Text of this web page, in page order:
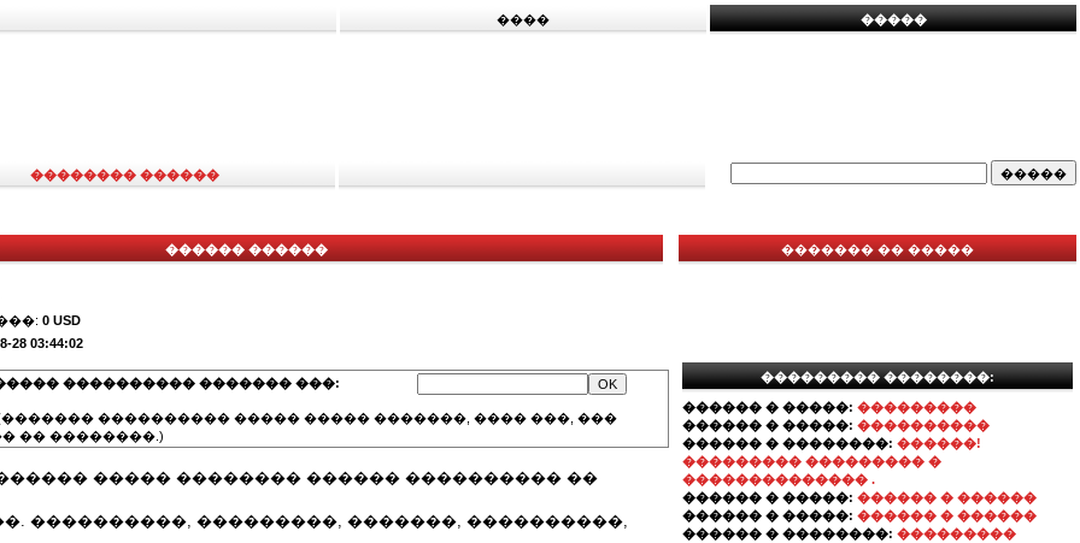
���� �����
�������� ������
������ ������
0 USD
28 03:44:02
���������� ������� ���:
���������� ����� ����� �������, ���� ���, ���
�� ��������.)
����� �������� ������ ���������� ��
����������, ���������, �������, ����������,
������� �� �����
��������� ��������:
������ � �����: ���������
������ � �����: ����������
������ � ��������: ������!
��������� ��������� �
�������������� .
������ � �����: ������ � ������
������ � �����: ������ � ������
������ � ��������: ���������